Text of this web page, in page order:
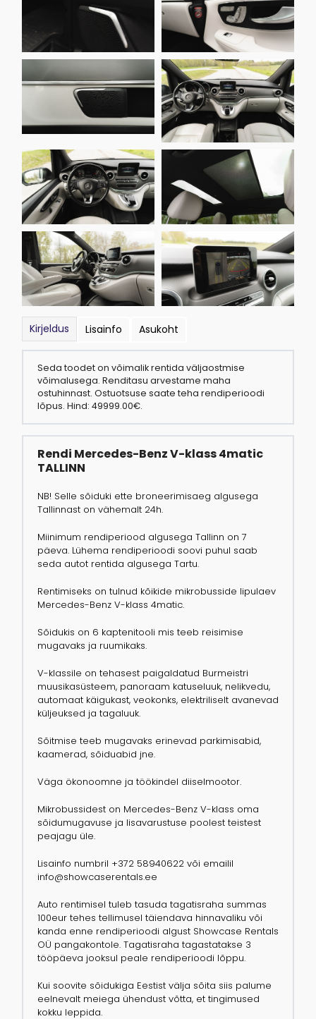
Kirjeldus Lisainfo Asukoht
Seda toodet on võimalik rentida väljaostmise
võimalusega. Renditasu arvestame maha
ostuhinnast. Ostuotsuse saate teha rendiperioodi
lõpus. Hind: 49999.00€.
Rendi Mercedes-Benz V-klass 4matic
TALLINN
NB! Selle sõiduki ette broneerimisaeg algusega
Tallinnast on vähemalt 24h.
Miinimum rendiperiood algusega Tallinn on 7
päeva. Lühema rendiperioodi soovi puhul saab
seda autot rentida algusega Tartu.
Rentimiseks on tulnud kõikide mikrobusside lipulaev
Mercedes-Benz V-klass 4matic.
Sõidukis on 6 kaptenitooli mis teeb reisimise
mugavaks ja ruumikaks.
V-klassile on tehasest paigaldatud Burmeistri
muusikasüsteem, panoraam katuseluuk, nelikvedu,
automaat käigukast, veokonks, elektriliselt avanevad
küljeuksed ja tagaluuk.
Sõitmise teeb mugavaks erinevad parkimisabid,
kaamerad, sõiduabid jne.
Väga ökonoomne ja töökindel diiselmootor.
Mikrobussidest on Mercedes-Benz V-klass oma
sõidumugavuse ja lisavarustuse poolest teistest
peajagu üle.
Lisainfo numbril +372 58940622 või emailil
info@showcaserentals.ee
Auto rentimisel tuleb tasuda tagatisraha summas
100eur tehes tellimusel täiendava hinnavaliku või
kanda enne rendiperioodi algust Showcase Rentals
OÜ pangakontole. Tagatisraha tagastatakse 3
tööpäeva jooksul peale rendiperioodi lõppu.
Kui soovite sõidukiga Eestist välja sõita siis palume
eelnevalt meiega ühendust võtta, et tingimused
kokku leppida.